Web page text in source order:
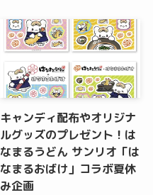
キャンディ配布やオリジナ
ルグッズのプレゼント！は
なまるうどん サンリオ「は
なまるおばけ」コラボ夏休
み企画